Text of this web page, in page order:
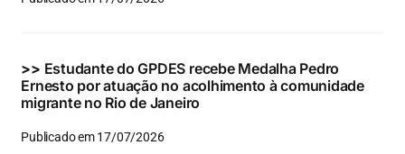
Eventos e Certificados
Buscar
para:
>> Estudante do GPDES recebe Medalha Pedro
Ernesto por atuação no acolhimento à comunidade
migrante no Rio de Janeiro
Publicado em 17/07/2026